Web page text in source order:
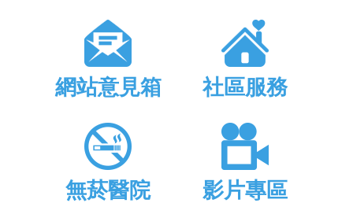
網站意見箱 社區服務
無菸醫院 影片專區